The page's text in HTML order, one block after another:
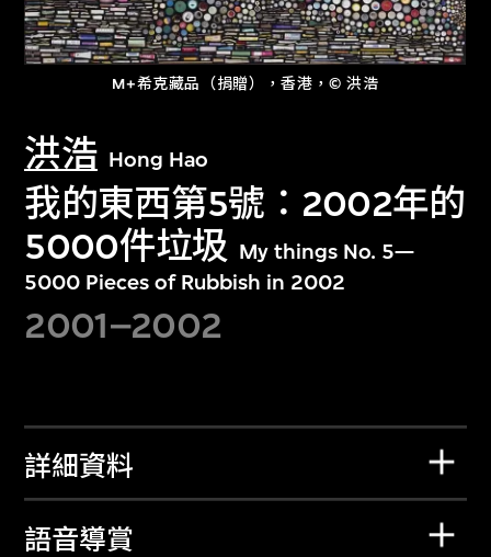
M+希克藏品（捐贈），香港，© 洪浩
洪浩 Hong Hao
我的東西第5號：2002年的
5000件垃圾 My things No. 5—
5000 Pieces of Rubbish in 2002
2001–2002
詳細資料
語音導賞
關於M+藏品
探索世界頂級的二十及二十一世紀視覺
文化藏品。